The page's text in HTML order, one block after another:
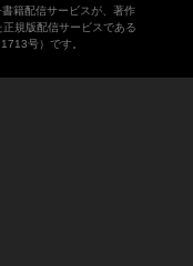
籍配信サービスが、著作
規版配信サービスである
号）です。